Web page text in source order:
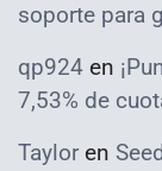
soporte para
qp924 en
7,53% de
Taylor en